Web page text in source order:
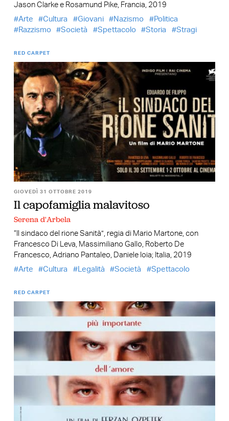
Jason Clarke e Rosamund Pike, Francia, 2019
Arte
Cultura Giovani Nazismo
Politica
Razzismo
Società Spettacolo Storia Stragi
RED CARPET
GIOVEDÌ 31 OTTOBRE 2019
Il capofamiglia malavitoso
Serena d'Arbela
“Il sindaco del rione Sanità”, regia di Mario Martone, con
Francesco Di Leva, Massimiliano Gallo, Roberto De
Francesco, Adriano Pantaleo, Daniele Ioia; Italia, 2019
Arte
Cultura Legalità Società Spettacolo
RED CARPET